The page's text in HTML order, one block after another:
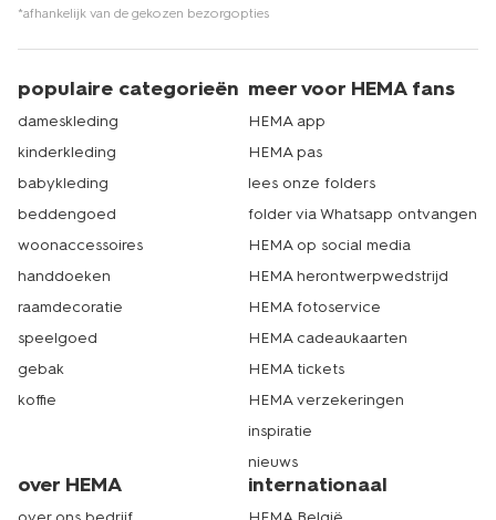
*afhankelijk van de gekozen bezorgopties
populaire categorieën
dameskleding
kinderkleding
babykleding
beddengoed
woonaccessoires
handdoeken
raamdecoratie
speelgoed
gebak
koffie
meer voor HEMA fans
HEMA app
HEMA pas
lees onze folders
folder via Whatsapp ontvangen
HEMA op social media
HEMA herontwerpwedstrijd
HEMA fotoservice
HEMA cadeaukaarten
HEMA tickets
HEMA verzekeringen
inspiratie
nieuws
over HEMA internationaal